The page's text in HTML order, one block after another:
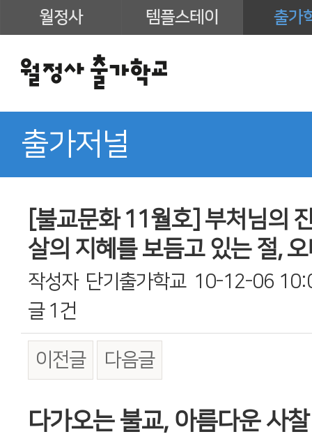
월정사 템플스테이 출가
출가저널
[불교문화 11월호] 부처님의
살의 지혜를 보듬고 있는 절,
작성자 단기출가학교 10-12-06
글 1건
이전글 다음글
본문
다가오는 불교, 아름다운 사찰